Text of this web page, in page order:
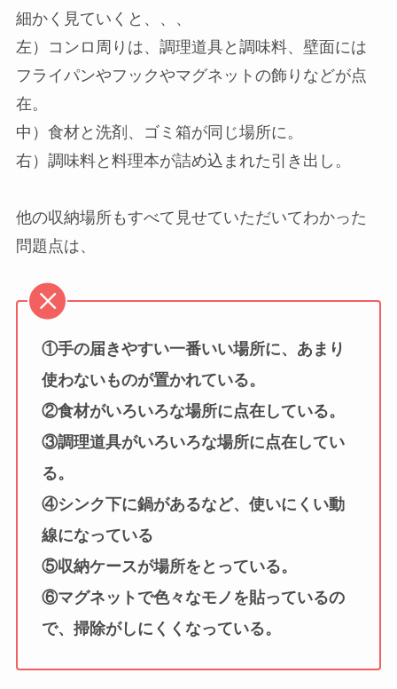
細かく見ていくと、、、
左）コンロ周りは、調理道具と調味料、壁面には
フライパンやフックやマグネットの飾りなどが点
在。
中）食材と洗剤、ゴミ箱が同じ場所に。
右）調味料と料理本が詰め込まれた引き出し。
他の収納場所もすべて見せていただいてわかった
問題点は、
①手の届きやすい一番いい場所に、あまり
使わないものが置かれている。
②食材がいろいろな場所に点在している。
③調理道具がいろいろな場所に点在してい
る。
④シンク下に鍋があるなど、使いにくい動
線になっている
⑤収納ケースが場所をとっている。
⑥マグネットで色々なモノを貼っているの
で、掃除がしにくくなっている。